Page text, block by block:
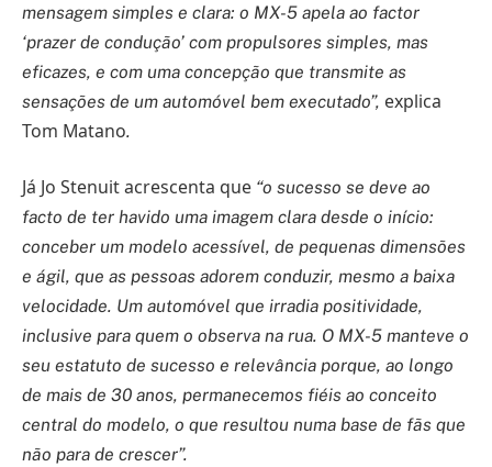
mensagem simples e clara: o MX-5 apela ao factor
‘prazer de condução’ com propulsores simples, mas
eficazes, e com uma concepção que transmite as
sensações de um automóvel bem executado”, explica
Tom Matano.
Já Jo Stenuit acrescenta que “o sucesso se deve ao
facto de ter havido uma imagem clara desde o início:
conceber um modelo acessível, de pequenas dimensões
e ágil, que as pessoas adorem conduzir, mesmo a baixa
velocidade. Um automóvel que irradia positividade,
inclusive para quem o observa na rua. O MX-5 manteve o
seu estatuto de sucesso e relevância porque, ao longo
de mais de 30 anos, permanecemos fiéis ao conceito
central do modelo, o que resultou numa base de fãs que
não para de crescer”.